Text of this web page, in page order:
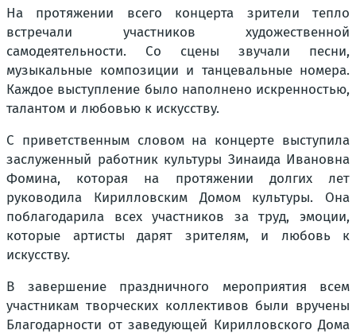
На протяжении всего концерта зрители тепло
встречали участников художественной
самодеятельности. Со сцены звучали песни,
музыкальные композиции и танцевальные номера.
Каждое выступление было наполнено искренностью,
талантом и любовью к искусству.
С приветственным словом на концерте выступила
заслуженный работник культуры Зинаида Ивановна
Фомина, которая на протяжении долгих лет
руководила Кирилловским Домом культуры. Она
поблагодарила всех участников за труд, эмоции,
которые артисты дарят зрителям, и любовь к
искусству.
В завершение праздничного мероприятия всем
участникам творческих коллективов были вручены
Благодарности от заведующей Кирилловского Дома